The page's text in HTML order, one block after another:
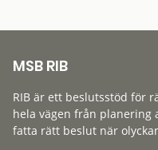
MSB RIB
RIB är ett beslutsstöd för
hela vägen från
fatta rätt beslut när